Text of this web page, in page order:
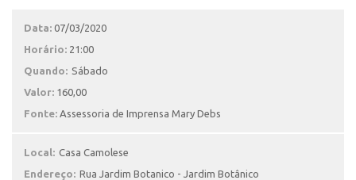
Data: 07/03/2020
Horário: 21:00
Quando: Sábado
Valor: 160,00
Fonte: Assessoria de Imprensa Mary Debs
Local: Casa Camolese
Endereço: Rua Jardim Botanico - Jardim Botânico